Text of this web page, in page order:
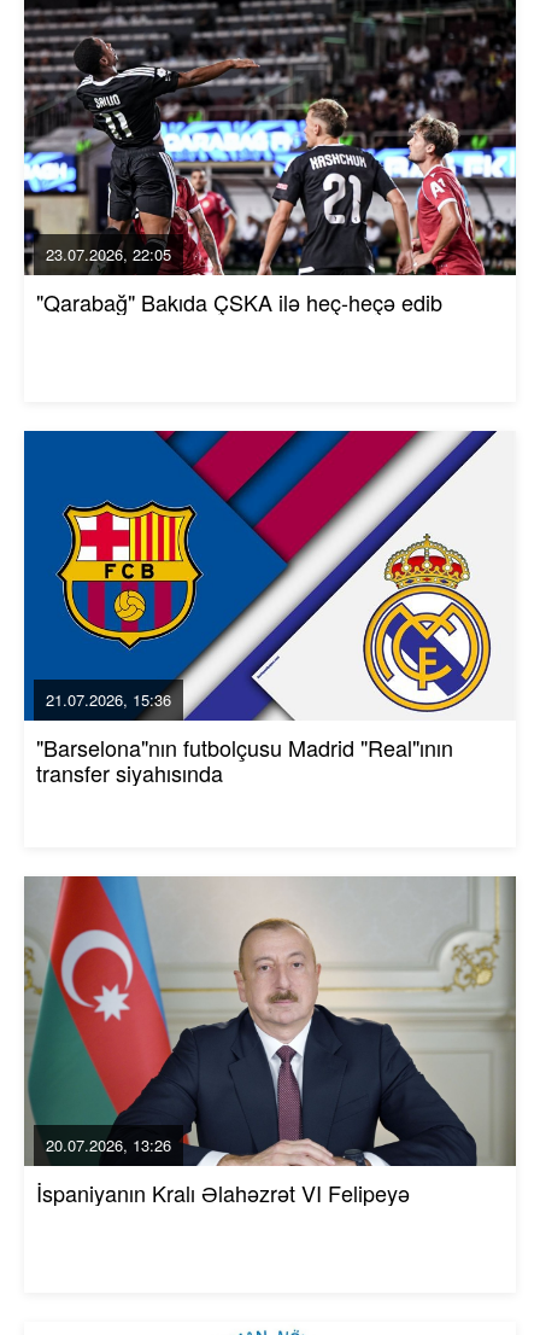
23.07.2026, 22:05
"Qarabağ" Bakıda ÇSKA ilə heç-heçə edib
21.07.2026, 15:36
"Barselona"nın futbolçusu Madrid "Real"ının
transfer siyahısında
20.07.2026, 13:26
İspaniyanın Kralı Əlahəzrət VI Felipeyə